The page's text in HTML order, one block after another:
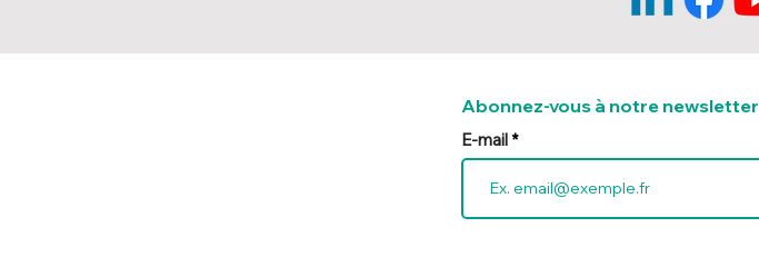
Abonnez-vous à notre newsletter
E-mail